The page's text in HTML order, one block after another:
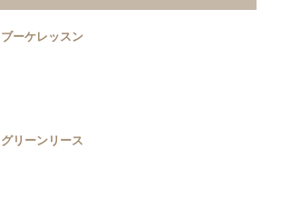
ブーケレッスン
グリーンリース